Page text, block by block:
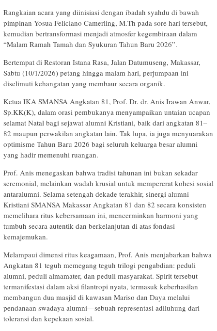
Rangkaian acara yang diinisiasi dengan ibadah syahdu di bawah
pimpinan Yosua Feliciano Camerling, M.Th pada sore hari tersebut,
kemudian bertransformasi menjadi atmosfer kegembiraan dalam
“Malam Ramah Tamah dan Syukuran Tahun Baru 2026”.
Bertempat di Restoran Istana Rasa, Jalan Datumuseng, Makassar,
Sabtu (10/1/2026) petang hingga malam hari, perjumpaan ini
diselimuti kehangatan yang membaur secara organik.
Ketua IKA SMANSA Angkatan 81, Prof. Dr. dr. Anis Irawan Anwar,
Sp.KK(K), dalam orasi pembukanya menyampaikan untaian ucapan
selamat Natal bagi sejawat alumni Kristiani, baik dari angkatan 81–
82 maupun perwakilan angkatan lain. Tak lupa, ia juga menyuarakan
optimisme Tahun Baru 2026 bagi seluruh keluarga besar alumni
yang hadir memenuhi ruangan.
Prof. Anis menegaskan bahwa tradisi tahunan ini bukan sekadar
seremonial, melainkan wadah krusial untuk mempererat kohesi sosial
antaralumni. Selama setengah dekade terakhir, sinergi alumni
Kristiani SMANSA Makassar Angkatan 81 dan 82 secara konsisten
memelihara ritus kebersamaan ini, mencerminkan harmoni yang
tumbuh secara autentik dan berkelanjutan di atas fondasi
kemajemukan.
Melampaui dimensi ritus keagamaan, Prof. Anis menjabarkan bahwa
Angkatan 81 teguh memegang teguh trilogi pengabdian: peduli
alumni, peduli almamater, dan peduli masyarakat. Spirit tersebut
termanifestasi dalam aksi filantropi nyata, termasuk keberhasilan
membangun dua masjid di kawasan Mariso dan Daya melalui
pendanaan swadaya alumni—sebuah representasi adiluhung dari
toleransi dan kepekaan sosial.